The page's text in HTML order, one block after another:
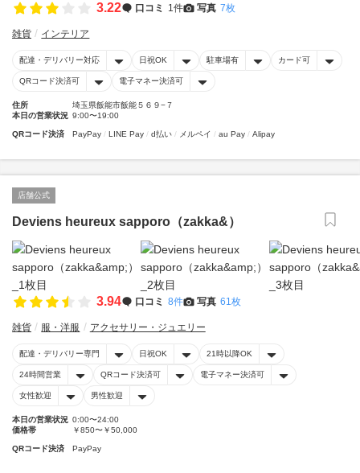
3.22 口コミ 1件 写真 7枚
雑貨 インテリア
配達・デリバリー対応 日祝OK 駐車場有 カード可
QRコード決済可 電子マネー決済可
住所
埼玉県飯能市飯能５６９−７
本日の営業状況 9:00〜19:00
QRコード決済 PayPay LINE Pay d払い メルペイ au Pay Alipay
店舗公式
Deviens heureux sapporo（zakka&）
3.94 口コミ 8件 写真 61枚
雑貨 服・洋服 アクセサリー・ジュエリー
配達・デリバリー専門 日祝OK 21時以降OK
24時間営業 QRコード決済可 電子マネー決済可
女性歓迎 男性歓迎
本日の営業状況 0:00〜24:00
価格帯
￥850〜￥50,000
QRコード決済 PayPay